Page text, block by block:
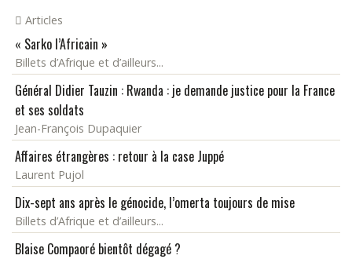
Articles
« Sarko l’Africain »
Billets d’Afrique et d’ailleurs...
Général Didier Tauzin : Rwanda : je demande justice pour la France
et ses soldats
Jean-François Dupaquier
Affaires étrangères : retour à la case Juppé
Laurent Pujol
Dix-sept ans après le génocide, l’omerta toujours de mise
Billets d’Afrique et d’ailleurs...
Blaise Compaoré bientôt dégagé ?